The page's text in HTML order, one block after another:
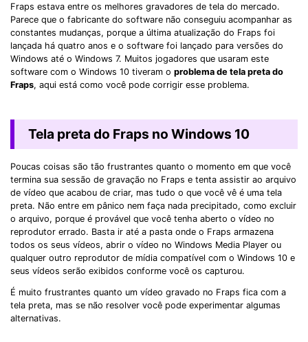
Fraps estava entre os melhores gravadores de tela do mercado.
Parece que o fabricante do software não conseguiu acompanhar as
constantes mudanças, porque a última atualização do Fraps foi
lançada há quatro anos e o software foi lançado para versões do
Windows até o Windows 7. Muitos jogadores que usaram este
software com o Windows 10 tiveram o problema de tela preta do
Fraps, aqui está como você pode corrigir esse problema.
Tela preta do Fraps no Windows 10
Poucas coisas são tão frustrantes quanto o momento em que você
termina sua sessão de gravação no Fraps e tenta assistir ao arquivo
de vídeo que acabou de criar, mas tudo o que você vê é uma tela
preta. Não entre em pânico nem faça nada precipitado, como excluir
o arquivo, porque é provável que você tenha aberto o vídeo no
reprodutor errado. Basta ir até a pasta onde o Fraps armazena
todos os seus vídeos, abrir o vídeo no Windows Media Player ou
qualquer outro reprodutor de mídia compatível com o Windows 10 e
seus vídeos serão exibidos conforme você os capturou.
É muito frustrantes quanto um vídeo gravado no Fraps fica com a
tela preta, mas se não resolver você pode experimentar algumas
alternativas.